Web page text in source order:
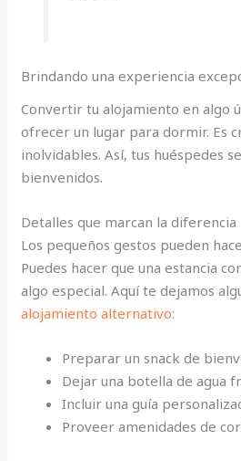
Brindando una experiencia
Convertir tu alojamiento en algo
ofrecer un lugar para dormir. Es
inolvidables. Así, tus huéspedes
bienvenidos.
Detalles que marcan la diferencia
Los pequeños gestos pueden
Puedes hacer que una estancia
algo especial. Aquí te dejamos
alojamiento alternativo:
Preparar un snack de
Dejar una botella de agua
Incluir una guía
Proveer amenidades de